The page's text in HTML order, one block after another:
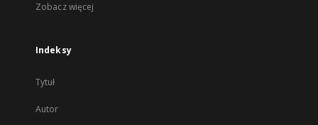
Zobacz więcej
Indeksy
Tytuł
Autor